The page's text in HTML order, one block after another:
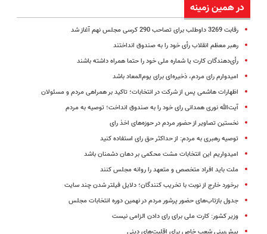
در همین زمینه
رقابت 3269 داوطلب برای تصاحب 290 کرسی مجلس نهم آغاز شد
رهبر معظم‌ انقلاب‌ رأی خود را به صندوق انداختند
رأی‌دهندگان کارت یا شماره ملی خود را حتما همراه داشته باشند
امیدوارم رای مردم، ذخیره‌ای برای یوم‌المعاد باشد
اظهارات هاشمی پس از شرکت در انتخابات؛ تاکید بر همراهی مردم و مسئولان
آیت‌الله نوری همدانی رای خود را به صندوق انداخت؛ توصیه به مردم
نخستین تصاویر از حضور مردم در حوزه‌های اخذ رای
توصیه رهبری به مردم: از حداکثر حق رای استفاده کنید
امیدواریم این انتخابات مشت محکمی بر دهان دشمنان باشد
ملت باید افراد متخصص و متعهد را روانه مجلس کنند
برخورد خارج از نوبت با تخریب کنندگان؛ دلایل فیلتر شدن چند سایت
جدول بازتاب‌های حضور پرشور مردم در نهمین دوره انتخابات مجلس
وزیر کشور: کارت ملی برای رای دادن الزامی نیست
پیش‌بینی شعب خاص برای اقلیت‌های دینی